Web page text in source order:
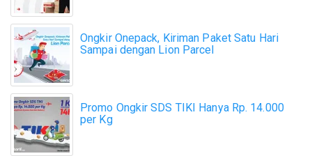
Ongkir Onepack, Kiriman Paket Satu Hari
Sampai dengan Lion Parcel
Promo Ongkir SDS TIKI Hanya Rp. 14.000
per Kg